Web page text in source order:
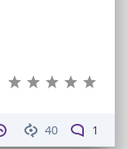
40 1